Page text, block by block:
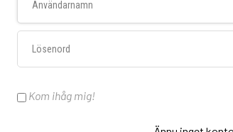
Kom ihåg mig!